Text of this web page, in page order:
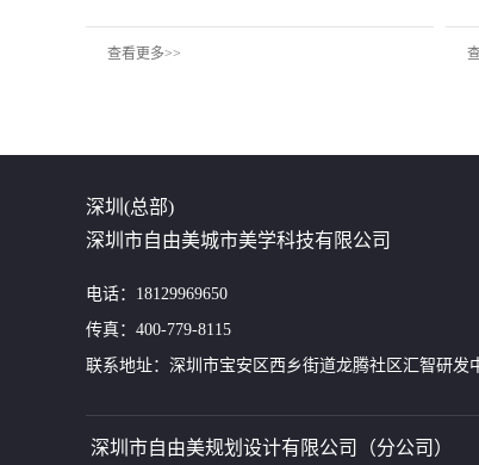
查看更多>>
深圳(总部)
深圳市自由美城市美学科技有限公司
电话：18129969650
传真：400-779-8115
联系地址：深圳市宝安区西乡街道龙腾社区汇智研发
深圳市自由美规划设计有限公司（分公司）